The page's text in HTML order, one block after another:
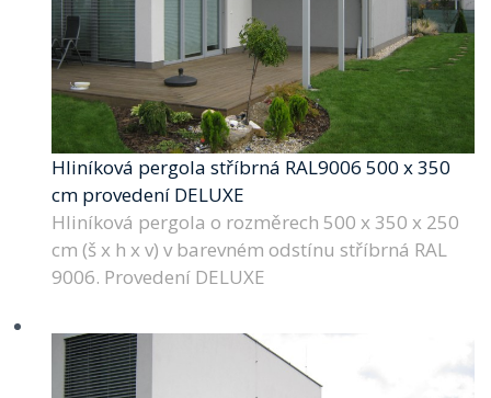
Hliníková pergola stříbrná RAL9006 500 x 350
cm provedení DELUXE
Hliníková pergola o rozměrech 500 x 350 x 250
cm (š x h x v) v barevném odstínu stříbrná RAL
9006. Provedení DELUXE